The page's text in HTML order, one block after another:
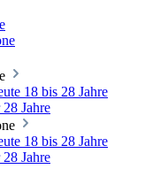
18 bis 28 Jahre
Jahre
18 bis 28 Jahre
Jahre